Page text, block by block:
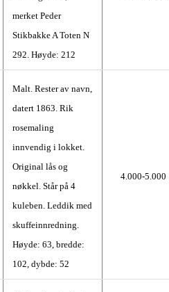
merket Peder
Stikbakke A Toten N
292. Høyde: 212
Malt. Rester av navn,
datert 1863. Rik
rosemaling
innvendig i lokket.
Original lås og
nøkkel. Står på 4
kuleben. Leddik med
skuffeinnredning.
Høyde: 63, bredde:
102, dybde: 52
4.000-5.000